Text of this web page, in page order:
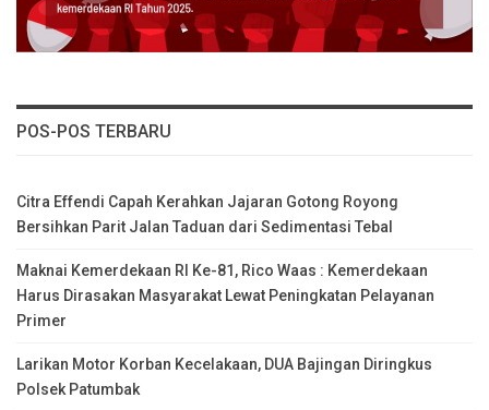
POS-POS TERBARU
Citra Effendi Capah Kerahkan Jajaran Gotong Royong
Bersihkan Parit Jalan Taduan dari Sedimentasi Tebal
Maknai Kemerdekaan RI Ke-81, Rico Waas : Kemerdekaan
Harus Dirasakan Masyarakat Lewat Peningkatan Pelayanan
Primer
Larikan Motor Korban Kecelakaan, DUA Bajingan Diringkus
Polsek Patumbak